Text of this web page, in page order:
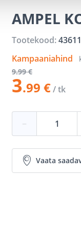
AMPEL
Tootekood:
Kampaaniahind
9.99 €
3.99 €/ tk
−
Vaata